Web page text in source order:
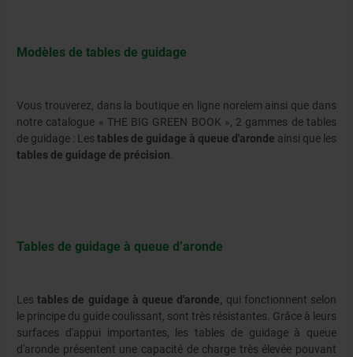
Modèles de tables de guidage
Vous trouverez, dans la boutique en ligne norelem ainsi que dans
notre catalogue « THE BIG GREEN BOOK », 2 gammes de tables
de guidage : Les tables de guidage à queue d'aronde ainsi que les
tables de guidage de précision
Tables de guidage à queue d’aronde
Lestables de guidage à queue d'aronde, qui fonctionnent selon
le principe du guide coulissant, sont très résistantes. Grâce à leurs
surfaces d'appui importantes, les tables de guidage à queue
d'aronde présentent une capacité de charge très élevée pouvant